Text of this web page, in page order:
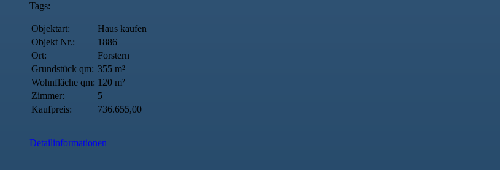
Tags:
Objektart:
Haus kaufen
Objekt Nr.:
1886
Ort:
Forstern
Grundstück qm: 355 m²
Wohnfläche qm: 120 m²
Zimmer:
5
Kaufpreis:
736.655,00
Detailinformationen